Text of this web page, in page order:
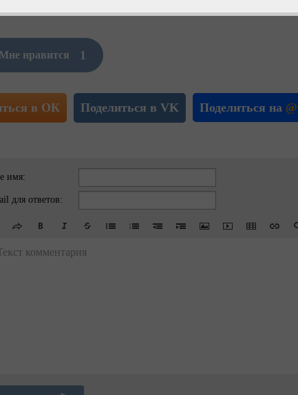
Мне нравится 1
в ОК Поделиться в VK Поделиться на @
имя:
для ответов:
комментария